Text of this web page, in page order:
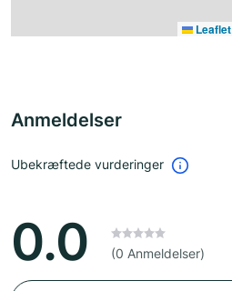
Leaflet
Anmeldelser
Ubekræftede vurderinger
0.0 (0 Anmeldelser)